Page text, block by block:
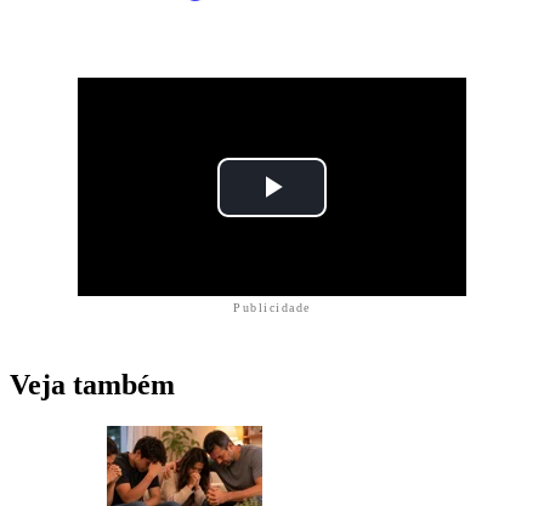
Publicidade
Veja também